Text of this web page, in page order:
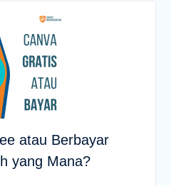
atau Berbayar
yang Mana?